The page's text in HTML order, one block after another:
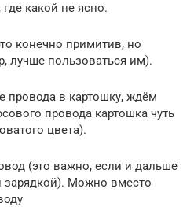
какой не ясно.
конечно примитив, но
лучше пользоваться им).
провода в картошку, ждём
провода картошка чуть
цвета).
(это важно, если и дальше
зарядкой). Можно вместо